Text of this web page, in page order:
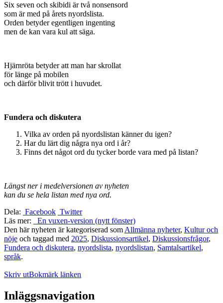
Six seven och skibidi är två nonsensord
som är med på årets nyordslista.
Orden betyder egentligen ingenting
men de kan vara kul att säga.
Hjärnröta betyder att man har skrollat
för länge på mobilen
och därför blivit trött i huvudet.
Fundera och diskutera
Vilka av orden på nyordslistan känner du igen?
Har du lärt dig några nya ord i år?
Finns det något ord du tycker borde vara med på listan?
Längst ner i medelversionen av nyheten
kan du se hela listan med nya ord.
Dela: Facebook Twitter
Läs mer:
En vuxen-version (nytt fönster)
Den här nyheten är kategoriserad som Allmänna nyheter, Kultur och
nöje och taggad med 2025, Diskussionsartikel, Diskussionsfrågor,
Fundera och diskutera, nyordslista, nyordslistan, Samtalsartikel,
språk.
Skriv utBokmärk länken
Inläggsnavigation